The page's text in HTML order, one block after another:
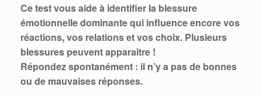
Ce test vous aide à identifier la blessure
émotionnelle dominante qui influence encore vos
réactions, vos relations et vos choix. Plusieurs
blessures peuvent apparaître !
Répondez spontanément : il n’y a pas de bonnes
ou de mauvaises réponses.